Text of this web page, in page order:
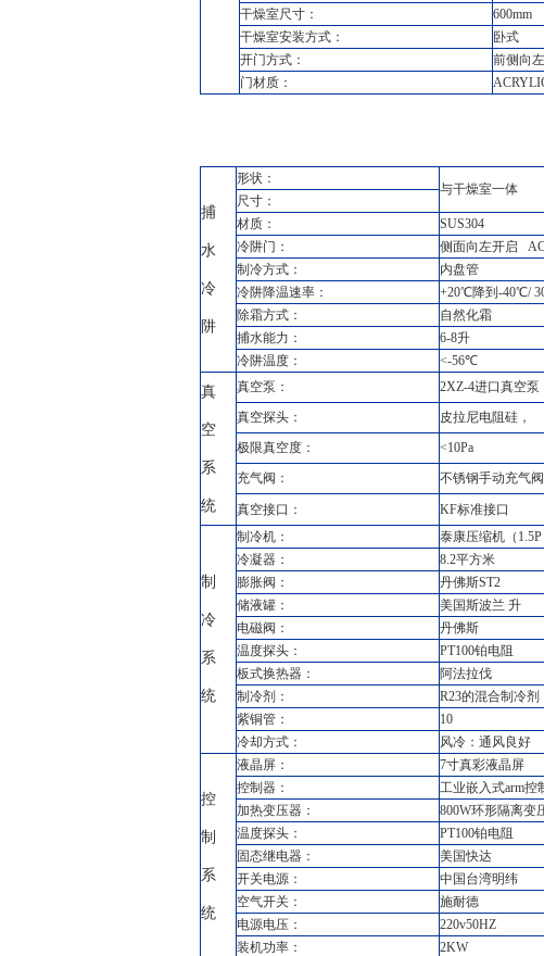
干燥室尺寸：
600mm
干燥室安装方式：
卧式
开门方式：
前侧向
门材质：
捕
水
冷
阱
形状：
与干燥室一体
尺寸：
材质：
SUS304
冷阱门：
侧面向左开启
制冷方式：
内盘管
冷阱降温速率：
+20℃降到-40℃/
除霜方式：
自然化霜
捕水能力：
6-8升
冷阱温度：
<-56℃
真
空
系
统
真空泵：
2XZ-4进口真空泵
真空探头：
皮拉尼电阻硅，
极限真空度：
<10Pa
充气阀：
不锈钢手动充气阀
真空接口： KF标准接口
制
冷
系
统
制冷机：
泰康压缩机（1.5P
冷凝器：
8.2平方米
膨胀阀：
丹佛斯ST2
储液罐：
美国斯波兰 升
电磁阀：
丹佛斯
温度探头：
PT100铂电阻
板式换热器：
阿法拉伐
制冷剂：
R23的混合制冷剂
紫铜管：
10
冷却方式：
风冷：通风良
控
制
系
统
液晶屏：
7寸真彩液晶屏
控制器：
工业嵌入式arm控
加热变压器：
800W环形隔离变
温度探头：
PT100铂电阻
固态继电器：
美国快达
开关电源：
中国台湾明纬
空气开关：
施耐德
电源电压：
220v50HZ
装机功率：
2KW